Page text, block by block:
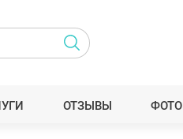
ОТЗЫВЫ ФОТО